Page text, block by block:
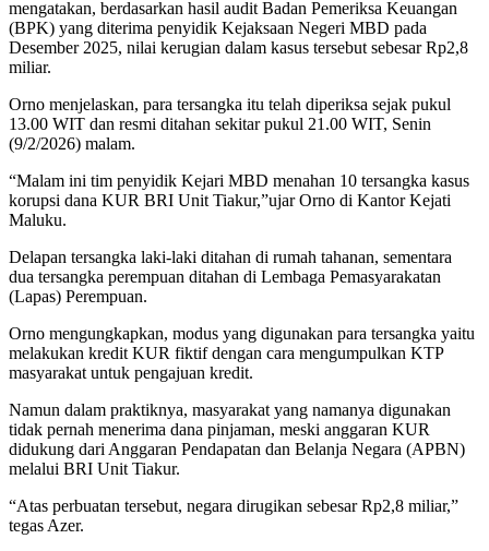
mengatakan, berdasarkan hasil audit Badan Pemeriksa Keuangan
(BPK) yang diterima penyidik Kejaksaan Negeri MBD pada
Desember 2025, nilai kerugian dalam kasus tersebut sebesar Rp2,8
miliar.
Orno menjelaskan, para tersangka itu telah diperiksa sejak pukul
13.00 WIT dan resmi ditahan sekitar pukul 21.00 WIT, Senin
(9/2/2026) malam.
“Malam ini tim penyidik Kejari MBD menahan 10 tersangka kasus
korupsi dana KUR BRI Unit Tiakur,”ujar Orno di Kantor Kejati
Maluku.
Delapan tersangka laki-laki ditahan di rumah tahanan, sementara
dua tersangka perempuan ditahan di Lembaga Pemasyarakatan
(Lapas) Perempuan.
Orno mengungkapkan, modus yang digunakan para tersangka yaitu
melakukan kredit KUR fiktif dengan cara mengumpulkan KTP
masyarakat untuk pengajuan kredit.
Namun dalam praktiknya, masyarakat yang namanya digunakan
tidak pernah menerima dana pinjaman, meski anggaran KUR
didukung dari Anggaran Pendapatan dan Belanja Negara (APBN)
melalui BRI Unit Tiakur.
“Atas perbuatan tersebut, negara dirugikan sebesar Rp2,8 miliar,”
tegas Azer.